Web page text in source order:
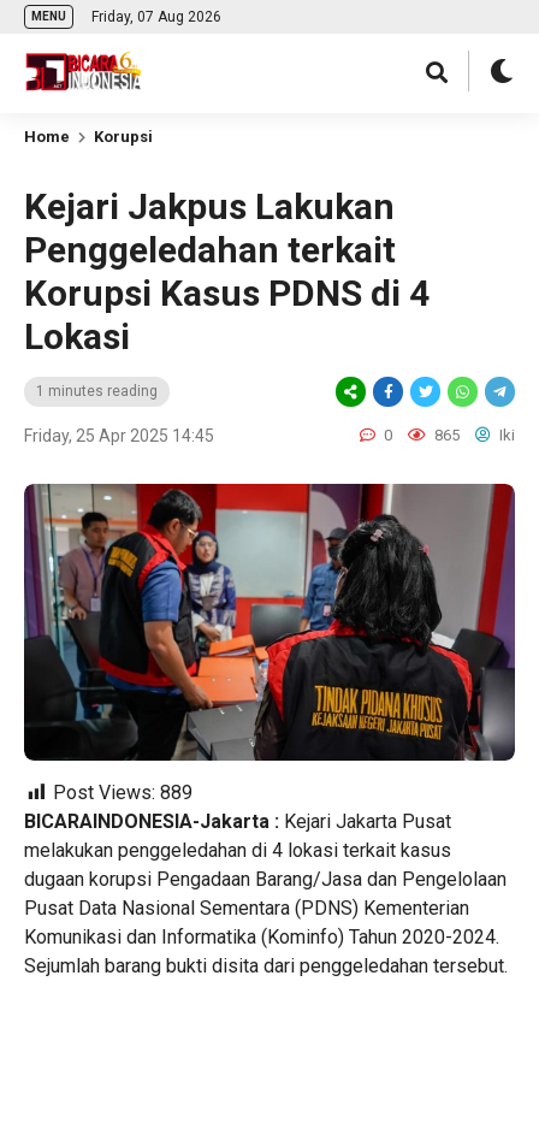
MENU Friday, 07 Aug 2026
Home Korupsi
Kejari Jakpus Lakukan
Penggeledahan terkait
Korupsi Kasus PDNS di 4
Lokasi
1 minutes reading
Friday, 25 Apr 2025 14:45 0 865 Iki
Post Views: 889
BICARAINDONESIA-Jakarta : Kejari Jakarta Pusat
melakukan penggeledahan di 4 lokasi terkait kasus
dugaan korupsi Pengadaan Barang/Jasa dan Pengelolaan
Pusat Data Nasional Sementara (PDNS) Kementerian
Komunikasi dan Informatika (Kominfo) Tahun 2020-2024.
Sejumlah barang bukti disita dari penggeledahan tersebut.